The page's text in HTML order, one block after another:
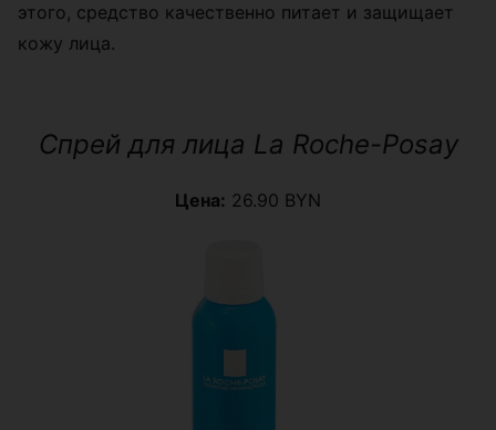
этого, средство качественно питает и защищает
кожу лица.
Спрей для лица La Roche-Posay
Цена: 26.90 BYN